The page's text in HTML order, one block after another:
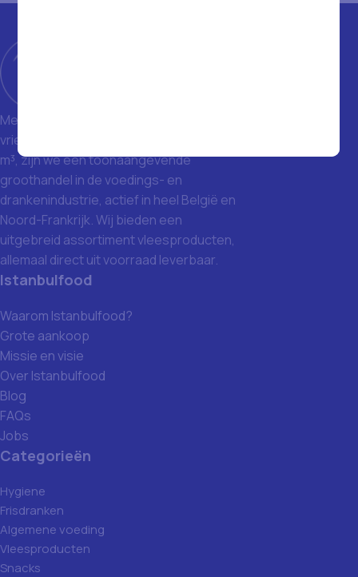
Met een magazijn van 1400 m² en
vriezers met een totale inhoud van 1500
m³, zijn we een toonaangevende
groothandel in de voedings- en
drankenindustrie, actief in heel België en
Noord-Frankrijk. Wij bieden een
uitgebreid assortiment vleesproducten,
allemaal direct uit voorraad leverbaar.
Istanbulfood
Waarom Istanbulfood?
Grote aankoop
Missie en visie
Over Istanbulfood
Blog
FAQs
Jobs
Categorieën
Hygiene
Frisdranken
Algemene voeding
Vleesproducten
Snacks